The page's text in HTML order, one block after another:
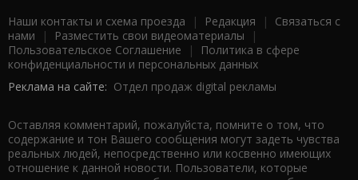
Наши контакты и схема проезда | Редакция | Связаться с
нами | Разместить свои видеоматериалы |
Пользовательское Соглашение |
Политика в сфере
конфиденциальности и персональных данных
Реклама на сайте: Отдел продаж digital рекламы
Оставляя комментарий, пожалуйста, помните о том, что
содержание и тон Вашего сообщения могут задеть чувства
реальных людей, непосредственно или косвенно имеющих
отношение к данной новости. Пользователи, которые